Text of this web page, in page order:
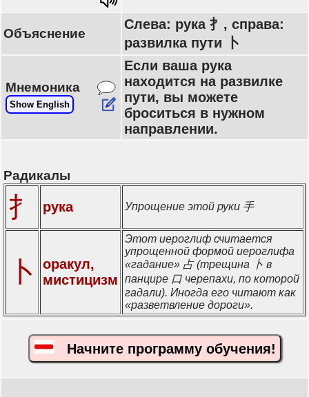
Объяснение
Слева: рука 扌, справа:
развилка пути 卜
Мнемоника
Show English
Если ваша рука
находится на развилке
пути, вы можете
броситься в нужном
направлении.
Радикалы
扌 рука Упрощение этой руки 手
卜
оракул,
мистицизм
Этот иероглиф считается
упрощенной формой иероглифа
«гадание» 占 (трещина 卜 в
панцире 口 черепахи, по которой
гадали). Иногда его читают как
«разветвление дороги».
Начните программу обучения!